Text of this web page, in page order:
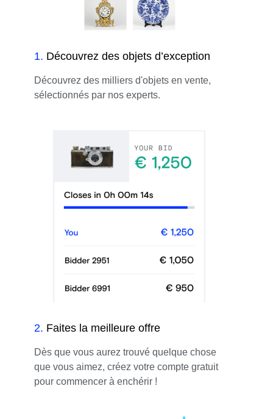
1. Découvrez des objets d’exception
Découvrez des milliers d'objets en vente,
sélectionnés par nos experts.
2. Faites la meilleure offre
Dès que vous aurez trouvé quelque chose
que vous aimez, créez votre compte gratuit
pour commencer à enchérir !